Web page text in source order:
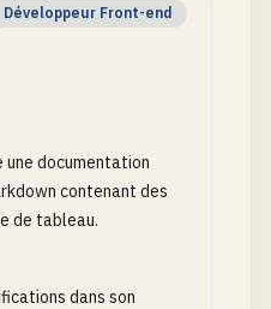
Développeur Front-end
une documentation
contenant des
de tableau.
dans son